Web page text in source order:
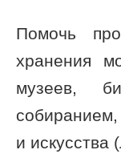
Помочь
хранения
музеев,
и искусства